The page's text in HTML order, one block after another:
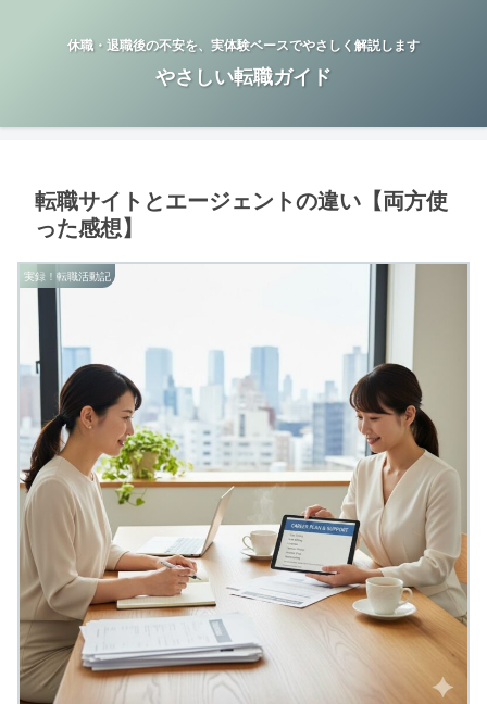
休職・退職後の不安を、実体験ベースでやさしく解説します
やさしい転職ガイド
転職サイトとエージェントの違い【両方使
った感想】
実録！転職活動記